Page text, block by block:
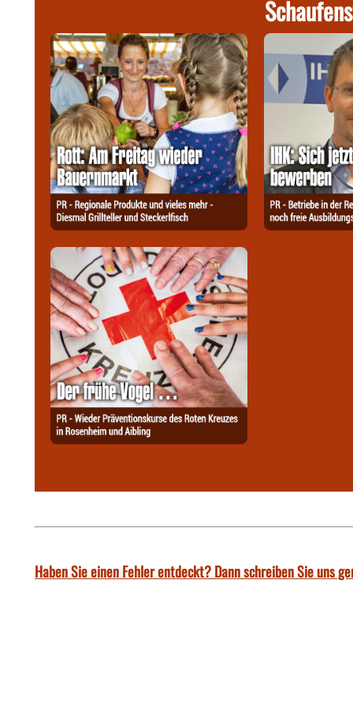
Haben Sie einen Fehler entdeckt? Dann schreiben Sie uns